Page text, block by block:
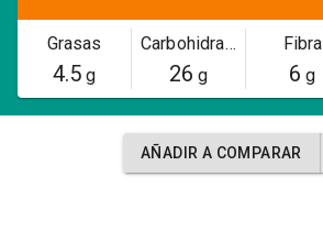
Grasas
4.5g
Carbohidratos
26 g
Fibra
6 g
AÑADIR A COMPARAR